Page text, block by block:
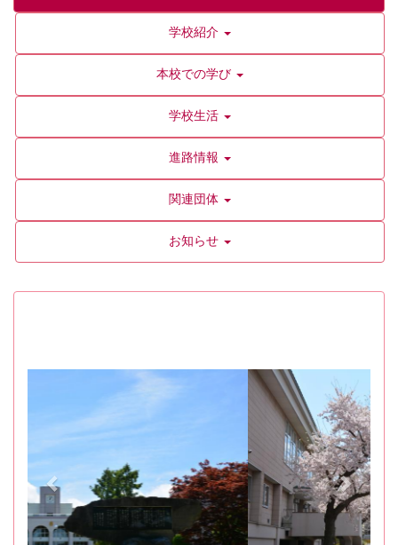
学校紹介
本校での学び
学校生活
進路情報
関連団体
お知らせ
e
s
x
t